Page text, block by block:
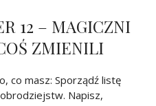
12 – MAGICZNI
ZMIENILI
co masz: Sporządź listę
Napisz,